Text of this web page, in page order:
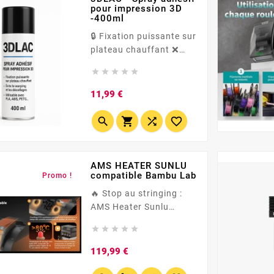
pour impression 3D
-400ml
🔒 Fixation puissante sur
plateau chauffant ❌
décollages 🔁 Utilisable
avec PLA, ABS, PETG et
sans résidus, facile à
nettoyer
    
11,99 €Prix
   
Promo !
AMS HEATER SUNLU
compatible Bambu Lab
🔥 Stop au stringing :
AMS Heater Sunlu
pendant l’impression . 🌡️
70 °C ~20 min • 💧 RH
    
119,99 €Prix